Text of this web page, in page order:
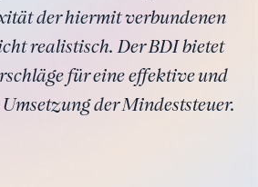
der hiermit verbundenen
realistisch. Der BDI bietet
für eine effektive und
der Mindeststeuer.